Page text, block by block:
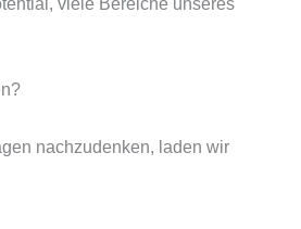
nachzudenken, laden wir